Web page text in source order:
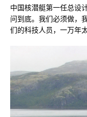
中国核潜艇第一任总设
问到底。我们必须做，
们的科技人员，一万年